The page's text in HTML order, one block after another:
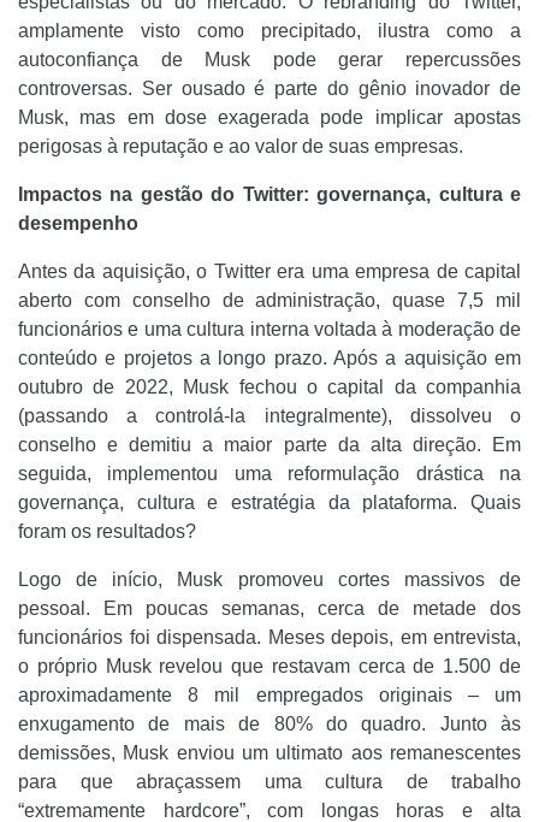
amplamente visto como precipitado, ilustra como a
autoconfiança de Musk pode gerar repercussões
controversas. Ser ousado é parte do gênio inovador de
Musk, mas em dose exagerada pode implicar apostas
perigosas à reputação e ao valor de suas empresas.
Impactos na gestão do Twitter: governança, cultura e
desempenho
Antes da aquisição, o Twitter era uma empresa de capital
aberto com conselho de administração, quase 7,5 mil
funcionários e uma cultura interna voltada à moderação de
conteúdo e projetos a longo prazo. Após a aquisição em
outubro de 2022, Musk fechou o capital da companhia
(passando a controlá-la integralmente), dissolveu o
conselho e demitiu a maior parte da alta direção. Em
seguida, implementou uma reformulação drástica na
governança, cultura e estratégia da plataforma. Quais
foram os resultados?
Logo de início, Musk promoveu cortes massivos de
pessoal. Em poucas semanas, cerca de metade dos
funcionários foi dispensada. Meses depois, em entrevista,
o próprio Musk revelou que restavam cerca de 1.500 de
aproximadamente 8 mil empregados originais – um
enxugamento de mais de 80% do quadro. Junto às
demissões, Musk enviou um ultimato aos remanescentes
para que abraçassem uma cultura de trabalho
“extremamente hardcore”, com longas horas e alta